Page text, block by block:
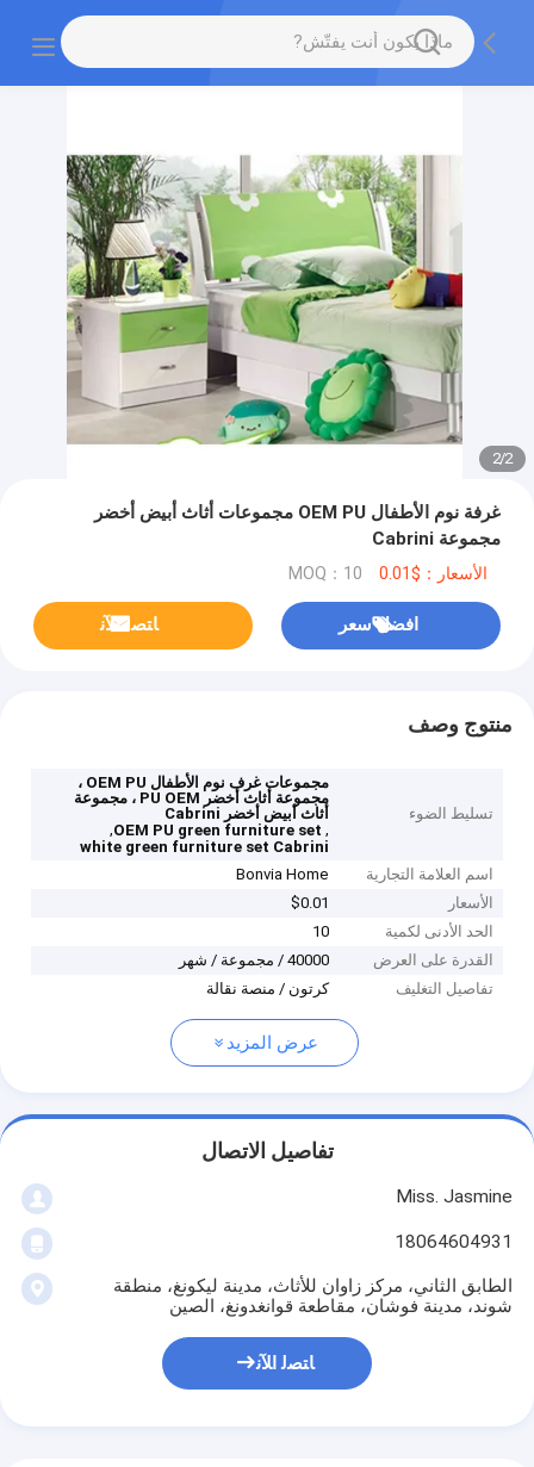
2
/
2
غرفة نوم الأطفال OEM PU مجموعات أثاث أبيض أخضر
مجموعة Cabrini
الأسعار：$0.01 MOQ：10
افضل سعر ﺎﺘﺼﻟ ﺍﻶﻧ
منتوج وصف
تسليط الضوء
مجموعات غرف نوم الأطفال OEM PU ،
مجموعة أثاث أخضر PU OEM ، مجموعة
أثاث أبيض أخضر Cabrini
,
OEM PU green furniture set
,
white green furniture set Cabrini
اسم العلامة التجارية
Bonvia Home
الأسعار
$0.01
الحد الأدنى لكمية
10
القدرة على العرض
40000 / مجموعة / شهر
تفاصيل التغليف
كرتون / منصة نقالة
عرض المزيد
تفاصيل الاتصال
Miss. Jasmine
18064604931
الطابق الثاني، مركز زاوان للأثاث، مدينة ليكونغ، منطقة
شوند، مدينة فوشان، مقاطعة قوانغدونغ، الصين
ﺎﺘﺼﻟ ﺍﻶﻧ